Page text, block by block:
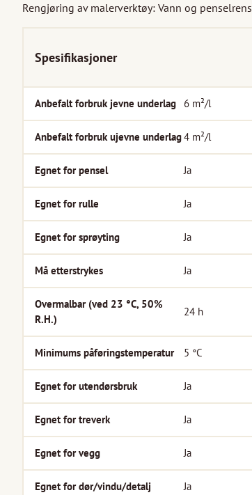
Rengjøring av malerverktøy: Vann og penselrens
Spesifikasjoner
Anbefalt forbruk jevne underlag 6 m²/l
Anbefalt forbruk ujevne underlag4 m²/l
Egnet for pensel Ja
Egnet for rulle Ja
Egnet for sprøyting Ja
Må etterstrykes Ja
Overmalbar (ved 23 °C, 50%
R.H.)
24 h
Minimums påføringstemperatur 5 °C
Egnet for utendørsbruk Ja
Egnet for treverk Ja
Egnet for vegg Ja
Egnet for dør/vindu/detalj Ja